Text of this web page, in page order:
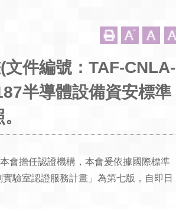
件編號：TAF-CNLA-
半導體設備資安標準
會擔任認證機構，本會爰依據國際標準
驗室認證服務計畫」為第七版，自即日